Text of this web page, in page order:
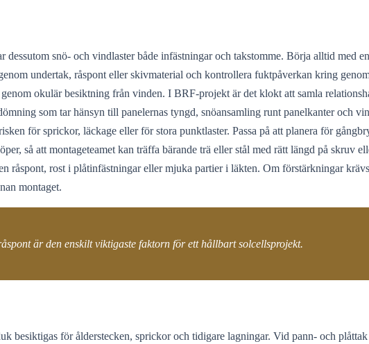
snö- och vindlaster både infästningar och takstomme. Börja alltid med
undertak, råspont eller skivmaterial och kontrollera fuktpåverkan kring
okulär besiktning från vinden. I BRF-projekt är det klokt att samla
som tar hänsyn till panelernas tyngd, snöansamling runt panelkanter och
för sprickor, läckage eller för stora punktlaster. Passa på att planera för
så att montageteamet kan träffa bärande trä eller stål med rätt längd på skruv
råspont, rost i plåtinfästningar eller mjuka partier i läkten. Om förstärkningar
montaget.
är den enskilt viktigaste faktorn för ett hållbart solcellsprojekt.
besiktigas för ålderstecken, sprickor och tidigare lagningar. Vid pann- och